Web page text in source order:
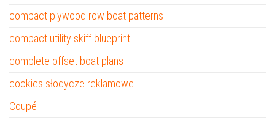
compact plywood row boat patterns
compact utility skiff blueprint
complete offset boat plans
cookies słodycze reklamowe
Coupé